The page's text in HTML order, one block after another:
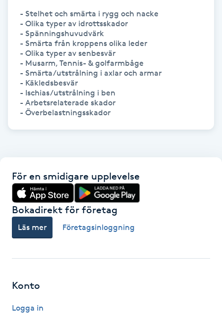
Hårborttagning
Hårbottenbehandling
Hårförlängning
Hårvård
Idrottsmassage
IPL
Japansk massage
- Stelhet och smärta i rygg och nacke
- Olika typer av idrottsskador
- Spänningshuvudvärk
- Smärta från kroppens olika leder
- Olika typer av senbesvär
- Musarm, Tennis- & golfarmbåge
- Smärta/utstrålning i axlar och armar
- Käkledsbesvär
- Ischias/utstrålning i ben
- Arbetsrelaterade skador
- Överbelastningsskador
För en smidigare upplevelse
Bokadirekt för företag
Läs mer Företagsinloggning
Konto
Logga in